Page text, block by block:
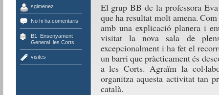
sgimenez
No hi ha comentaris
B1 Ensenyament,
General, les Corts
visites
El grup BB de la professora
que ha resultat molt amena.
amb una explicació planera i
visitat la nova sala de
excepcionalment i ha fet el
un barri que pràcticament és
a les Corts. Agraïm la
organitza aquesta activitat tan
català.